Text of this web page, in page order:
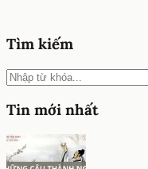
Tìm kiếm
Tin mới nhất